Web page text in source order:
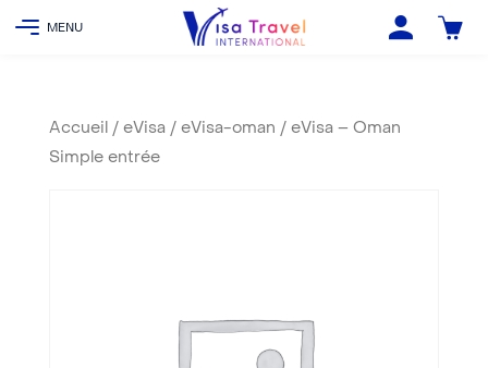
Accueil / eVisa / eVisa-oman / eVisa – Oman
Simple entrée